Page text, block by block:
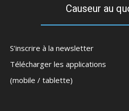
Causeur au
S’inscrire à la newsletter
Télécharger les applications
(mobile / tablette)